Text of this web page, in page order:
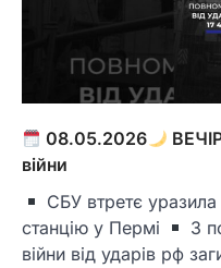
08.05.2026
війни
СБУ втретє
станцію у Пермі
З
війни від ударів рф